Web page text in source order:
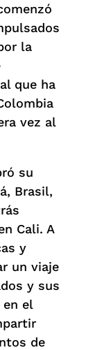
la
que ha
vez al
su
Brasil,
Cali. A
y
un viaje
y sus
el
de